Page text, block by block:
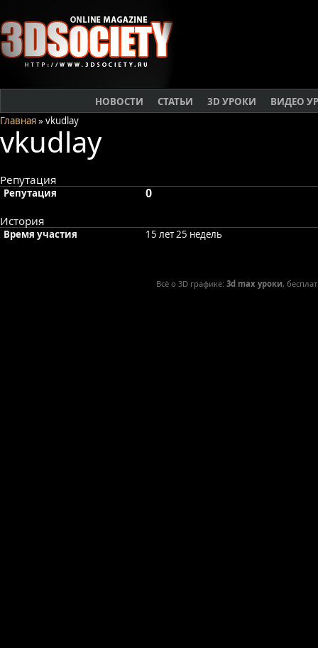
НОВОСТИ СТАТЬИ 3D УРОКИ
ВИДЕО
Главная» vkudlay
vkudlay
Репутация
Репутация 0
История
Время участия 15 лет 25 недель
Всё о 3D графике:3d max уроки,